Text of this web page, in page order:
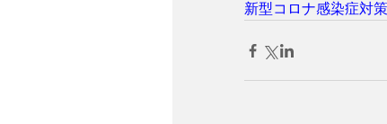
新型コロナ感染症対策